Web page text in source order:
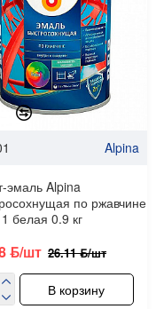
Alpina
эмаль Alpina
по ржавчине
белая 0.9 кг
ƃ/шт 26.11 ƃ/шт
В корзину